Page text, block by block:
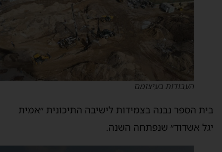
העבודות בעיצומם
הספר נבנה בצמידות לישיבה התיכונית ״אמית
אשדוד״ שנפתחה השנה.